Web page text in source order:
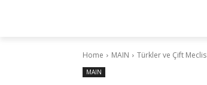
Home MAIN Türkler ve Çift Meclis
MAIN